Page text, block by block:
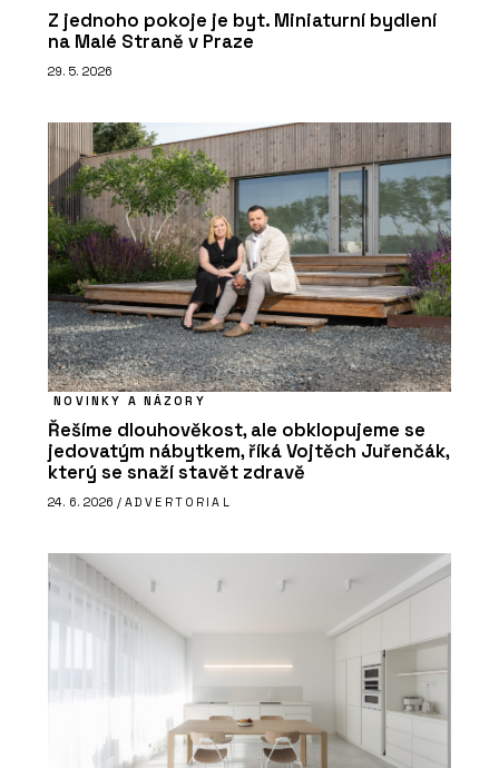
Z jednoho pokoje je byt. Miniaturní bydlení
na Malé Straně v Praze
29. 5. 2026
NOVINKY A NÁZORY
Řešíme dlouhověkost, ale obklopujeme se
jedovatým nábytkem, říká Vojtěch Juřenčák,
který se snaží stavět zdravě
24. 6. 2026 / ADVERTORIAL